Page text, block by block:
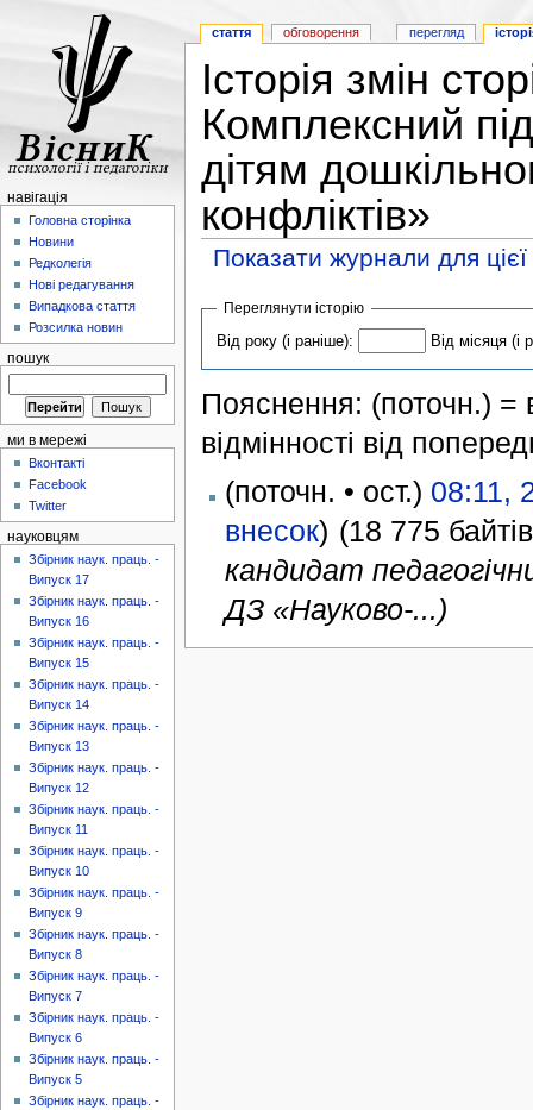
Історія змін
Комплексний
дітям
конфліктів»
Показати журнали для цієї
Переглянути історію
Від року (і раніше): Від місяця (і
Пояснення: (поточн.) =
відмінності від
(поточн. • ост.) 08:11,
внесок) (18 775
кандидат
ДЗ «Науково-...)
стаття обговорення перегляд
навігація
Головна сторінка
Новини
Редколегія
Нові редагування
Випадкова стаття
Розсилка новин
пошук
ми в мережі
Вконтакті
Facebook
Twitter
науковцям
Збірник наук. праць. -
Випуск 17
Збірник наук. праць. -
Випуск 16
Збірник наук. праць. -
Випуск 15
Збірник наук. праць. -
Випуск 14
Збірник наук. праць. -
Випуск 13
Збірник наук. праць. -
Випуск 12
Збірник наук. праць. -
Випуск 11
Збірник наук. праць. -
Випуск 10
Збірник наук. праць. -
Випуск 9
Збірник наук. праць. -
Випуск 8
Збірник наук. праць. -
Випуск 7
Збірник наук. праць. -
Випуск 6
Збірник наук. праць. -
Випуск 5
Збірник наук. праць. -